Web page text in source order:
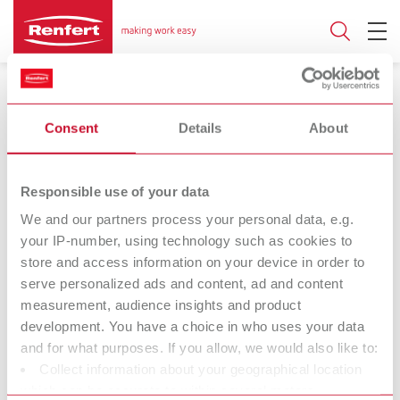
Consent Details About
Responsible use of your data
We and our partners process your personal data, e.g.
your IP-number, using technology such as cookies to
store and access information on your device in order to
serve personalized ads and content, ad and content
measurement, audience insights and product
development. You have a choice in who uses your data
and for what purposes. If you allow, we would also like to:
Collect information about your geographical location
Аппарат для фрезерования зубных
рядов
Millo
Аппарат для
фрезерования зубных
рядов
Millo pro
Аппарат для
фрезерования зубных
рядов
Компания Renfert стремится облегчить труд зубных
техников и стоматологов, обеспечить оптимальный